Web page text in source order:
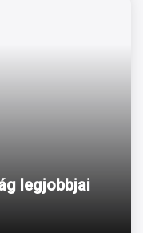
legjobbjai